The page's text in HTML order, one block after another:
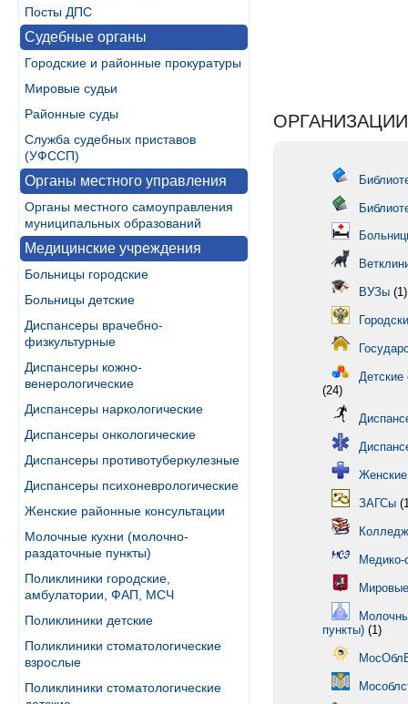
Посты ДПС
Судебные органы
Городские и районные прокуратуры
Мировые судьи
Районные суды
Служба судебных приставов
(УФССП)
Органы местного управления
Органы местного самоуправления
муниципальных образований
Медицинские учреждения
Больницы городские
Больницы детские
Диспансеры врачебно-
физкультурные
Диспансеры кожно-
венерологические
Диспансеры наркологические
Диспансеры онкологические
Диспансеры противотуберкулезные
Диспансеры психоневрологические
Женские районные консультации
Молочные кухни (молочно-
раздаточные пункты)
Поликлиники городские,
амбулатории, ФАП, МСЧ
Поликлиники детские
Поликлиники стоматологические
взрослые
Поликлиники стоматологические
ВУЗы (1)
(24)
Женские
ЗАГСы
Медико-
пункты) (1)